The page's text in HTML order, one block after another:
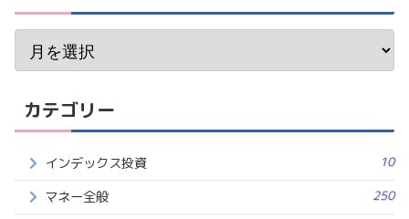
カテゴリー
インデックス投資 10
マネー全般 250